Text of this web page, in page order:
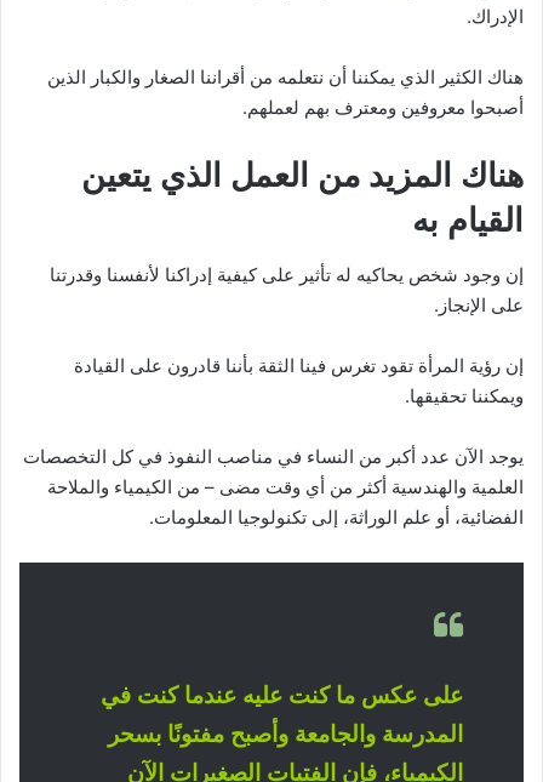
الإدراك.
هناك الكثير الذي يمكننا أن نتعلمه من أقراننا الصغار والكبار الذين
أصبحوا معروفين ومعترف بهم لعملهم.
هناك المزيد من العمل الذي يتعين
القيام به
إن وجود شخص يحاكيه له تأثير على كيفية إدراكنا لأنفسنا وقدرتنا
على الإنجاز.
إن رؤية المرأة تقود تغرس فينا الثقة بأننا قادرون على القيادة
ويمكننا تحقيقها.
يوجد الآن عدد أكبر من النساء في مناصب النفوذ في كل التخصصات
العلمية والهندسية أكثر من أي وقت مضى – من الكيمياء والملاحة
الفضائية، أو علم الوراثة، إلى تكنولوجيا المعلومات.
على عكس ما كنت عليه عندما كنت في
المدرسة والجامعة وأصبح مفتونًا بسحر
الكيمياء، فإن الفتيات الصغيرات الآن